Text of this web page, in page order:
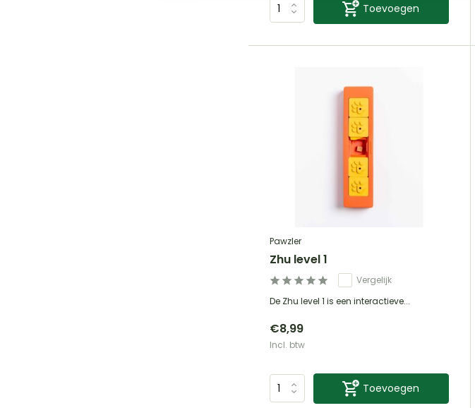
Toevoegen
Pawzler
Zhu level 1
Vergelijk
De Zhu level 1 is een interactieve...
€8,99
Incl. btw
Toevoegen